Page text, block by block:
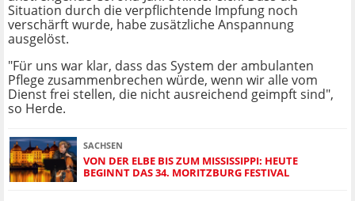
Situation durch die verpflichtende Impfung noch
verschärft wurde, habe zusätzliche Anspannung
ausgelöst.
"Für uns war klar, dass das System der ambulanten
Pflege zusammenbrechen würde, wenn wir alle vom
Dienst frei stellen, die nicht ausreichend geimpft sind",
so Herde.
SACHSEN
VON DER ELBE BIS ZUM MISSISSIPPI: HEUTE
BEGINNT DAS 34. MORITZBURG FESTIVAL